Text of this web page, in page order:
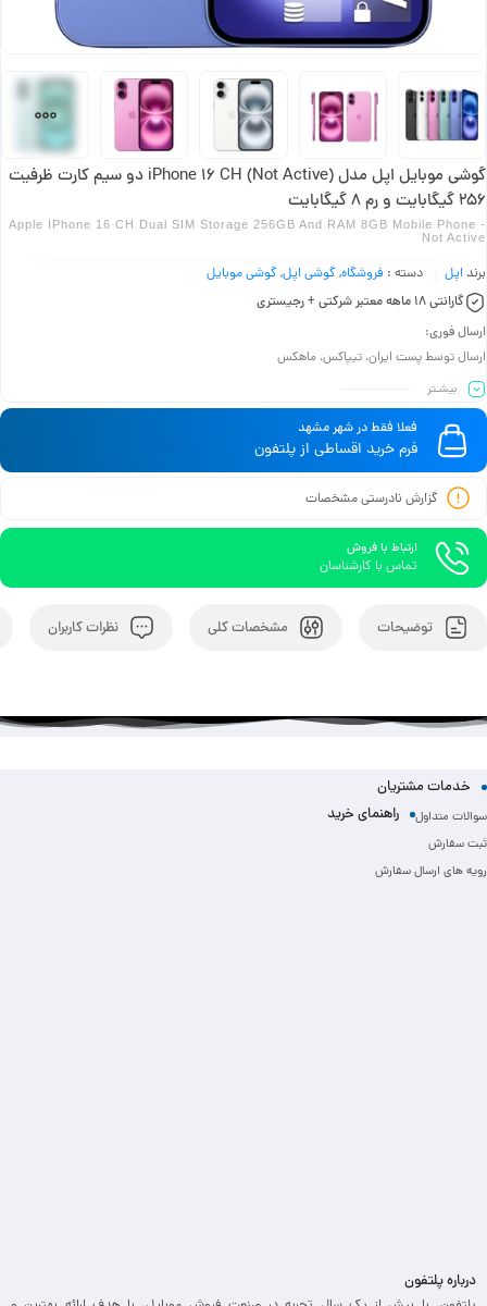
گوشی موبایل اپل مدل iPhone 16 CH (Not Active) دو سیم کارت ظرفیت
256 گیگابایت و رم 8 گیگابایت
Apple IPhone 16 CH Dual SIM Storage 256GB And RAM 8GB Mobile Phone -
Not Active
برنداپل دسته : فروشگاه,گوشی اپل,گوشی موبایل
گارانتی 18 ماهه معتبر شرکتی + رجیستری
ارسال فوری:
ارسال توسط پست ایران، تیپاکس، ماهکس
بیشـتر
فعلا فقط در شهر مشهد
فرم خرید اقساطی از پلتفون
گزارش نادرستی مشخصات
ارتباط با فروش
تماس با کارشناسان
توضیحات مشخصات کلی نظرات کاربران
خدمات مشتریان
سوالات متداول راهنمای خرید
ثبت سفارش
رویه های ارسال سفارش
درباره پلتفون